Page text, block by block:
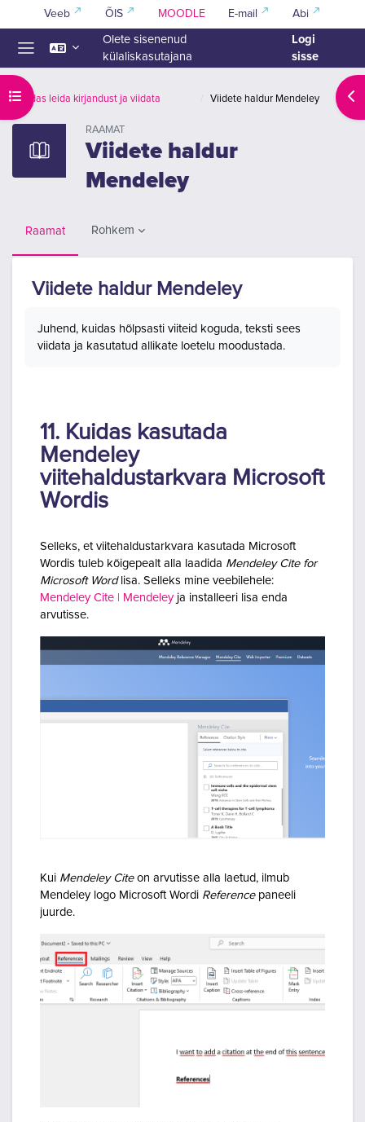
Jäta vahele peasisuni
Veeb ÕIS MOODLE E-mail Abi
Olete sisenenud
külaliskasutajana
Logi
sisse
Ava kursuse sisukord
Kuidas leida kirjandust ja viidata Viidete haldur Mendeley
RAAMAT
Viidete haldur
Mendeley
Raamat Rohkem
Viidete haldur Mendeley
Juhend, kuidas hõlpsasti viiteid koguda, teksti sees
viidata ja kasutatud allikate loetelu moodustada.
11. Kuidas kasutada
Mendeley
viitehaldustarkvara Microsoft
Wordis
Selleks, et viitehaldustarkvara kasutada Microsoft
Wordis tuleb kõigepealt alla laadida Mendeley Cite for
Microsoft Word lisa. Selleks mine veebilehele:
Mendeley Cite | Mendeley ja installeeri lisa enda
arvutisse.
Kui Mendeley Cite on arvutisse alla laetud, ilmub
Mendeley logo Microsoft Wordi Referencepaneeli
juurde.